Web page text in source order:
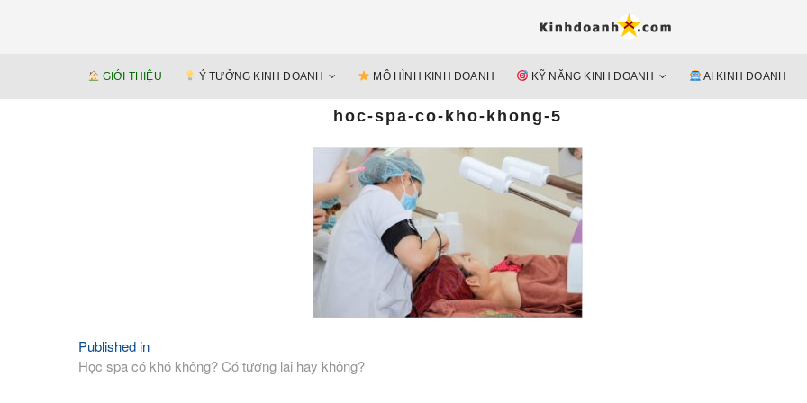
GIỚI THIỆU Ý TƯỞNG KINH DOANH MÔ HÌNH KINH DOANH KỸ NĂNG KINH DOANH AI KINH DOANH
hoc-spa-co-kho-khong-5
Điều
hướng
Published in
Học spa có khó không? Có tương lai hay không?